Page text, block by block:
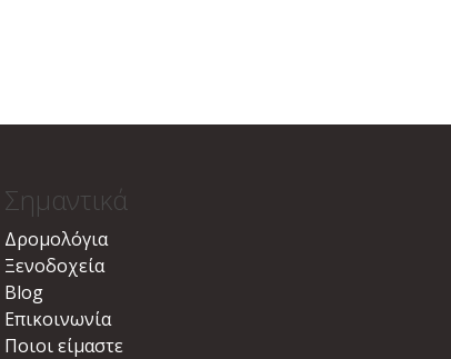
Σημαντικά
Δρομολόγια
Ξενοδοχεία
Blog
Επικοινωνία
Ποιοι είμαστε